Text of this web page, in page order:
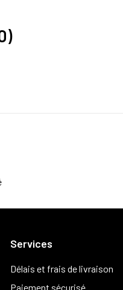
Services
Délais et frais de livraison
Paiement sécurisé